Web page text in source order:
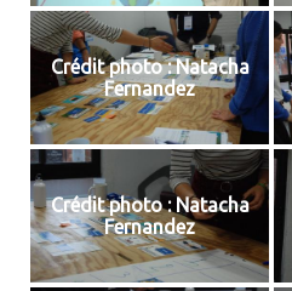
Crédit photo : Natacha
Fernandez
Crédit photo : Natacha
Fernandez